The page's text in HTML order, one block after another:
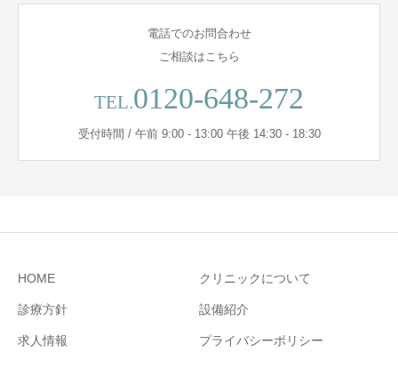
電話でのお問合わせ
ご相談はこちら
TEL.0120-648-272
受付時間 / 午前 9:00 - 13:00 午後 14:30 - 18:30
HOME クリニックについて
診療方針 設備紹介
求人情報 プライバシーポリシー